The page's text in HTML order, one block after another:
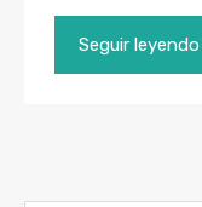
Seguir leyendo